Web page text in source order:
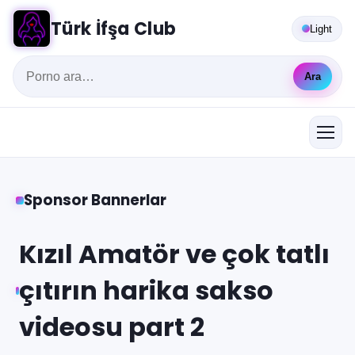
Türk İfşa Club
Ara
Light
Sponsor Bannerlar
Kızıl Amatör ve çok tatlı
çıtırın harika sakso
videosu part 2